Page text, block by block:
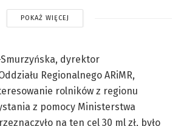
POKAŻ WIĘCEJ
dyrektor
Regionalnego ARiMR,
rolników z regionu
z pomocy Ministerstwa
na ten cel 30 ml zł, było